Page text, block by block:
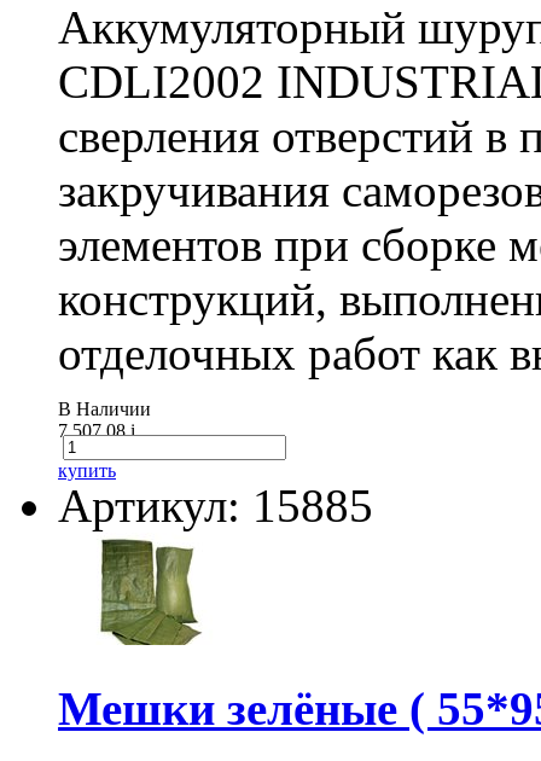
Аккумуляторный
CDLI2002
сверления отверстий в
закручивания
элементов при сборке
конструкций,
отделочных работ как
В Наличии
7 507.08i
купить
Артикул: 15885
Мешки зелёные (